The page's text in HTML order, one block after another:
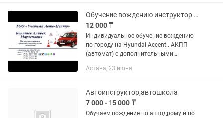
Обучение вождению инструктор по вождению автоинструктор автошкола
12 000 ₸
Индивидуальное обучение вождению
по городу на Hyundai Accent . АКПП
(автомат) с дополнительными
то есть 90 минут, полная стоимость за
Астана, 23 июня
Автоинструктор,автошкола
7 000 - 15 000 ₸
Обучаем вождение по автодрому и по